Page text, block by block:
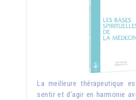
La meilleure thérapeutique
sentir et d'agir en harmonie